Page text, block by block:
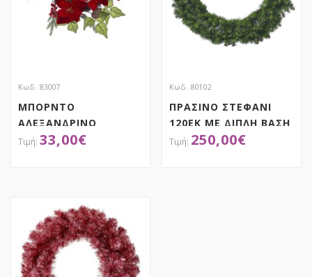
Κωδ. 83007
ΜΠΟΡΝΤΟ
ΑΛΕΞΑΝΔΡΙΝΟ
ΣΤΕΦΑΝΙ 60ΕΚ
33,00€
Κωδ. 80102
ΠΡΑΣΙΝΟ ΣΤΕΦΑΝΙ
120ΕΚ ΜΕ ΔΙΠΛΗ ΒΑΣΗ
250,00€